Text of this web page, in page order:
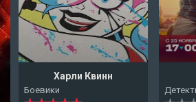
Харли Квинн
Боевики